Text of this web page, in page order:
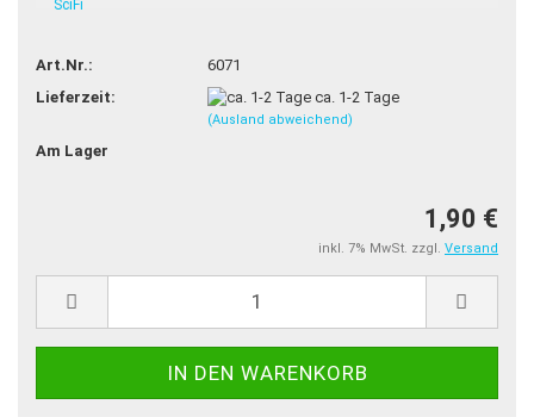
SciFi
Art.Nr.:
6071
Lieferzeit:
ca. 1-2 Tage
(Ausland abweichend)
Am Lager
1,90 €
inkl. 7% MwSt. zzgl. Versand